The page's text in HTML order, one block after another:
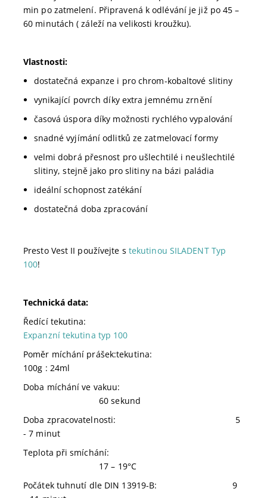
min po zatmelení. Připravená k odlévání je již po 45 –
60 minutách ( záleží na velikosti kroužku).
Vlastnosti:
dostatečná expanze i pro chrom-kobaltové slitiny
vynikající povrch díky extra jemnému zrnění
časová úspora díky možnosti rychlého vypalování
snadné vyjímání odlitků ze zatmelovací formy
velmi dobrá přesnost pro ušlechtilé i neušlechtilé
slitiny, stejně jako pro slitiny na bázi paládia
ideální schopnost zatékání
dostatečná doba zpracování
Presto Vest II používejte s tekutinou SILADENT Typ
100!
Technická data:
Ředící tekutina:
Expanzní tekutina typ 100
Poměr míchání prášek:tekutina:
100g : 24ml
Doba míchání ve vakuu:
60 sekund
Doba zpracovatelnosti: 5
- 7 minut
Teplota při smíchání:
17 – 19°C
Počátek tuhnutí dle DIN 13919-B: 9